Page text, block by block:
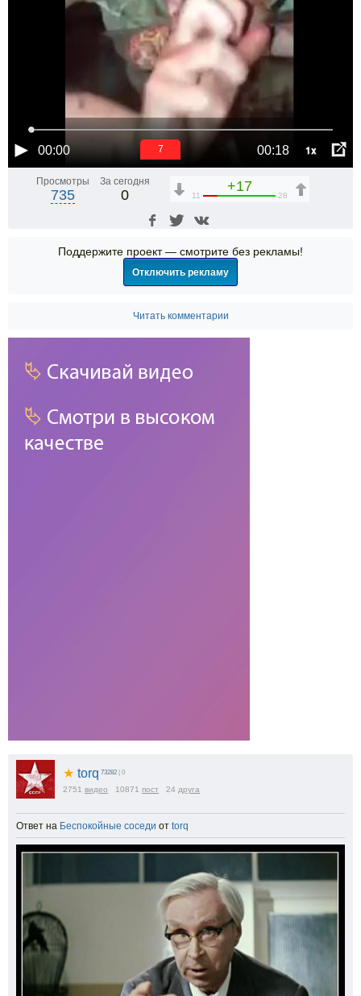
00:00 00:18 1x
6
Просмотры
735
За сегодня
0
+17
11 28
Поддержите проект — смотрите без рекламы!
Отключить рекламу
Читать комментарии
★ torq 73282 | 0
2751 видео 10871 пост 24 друга
Ответ на Беспокойные соседи от torq